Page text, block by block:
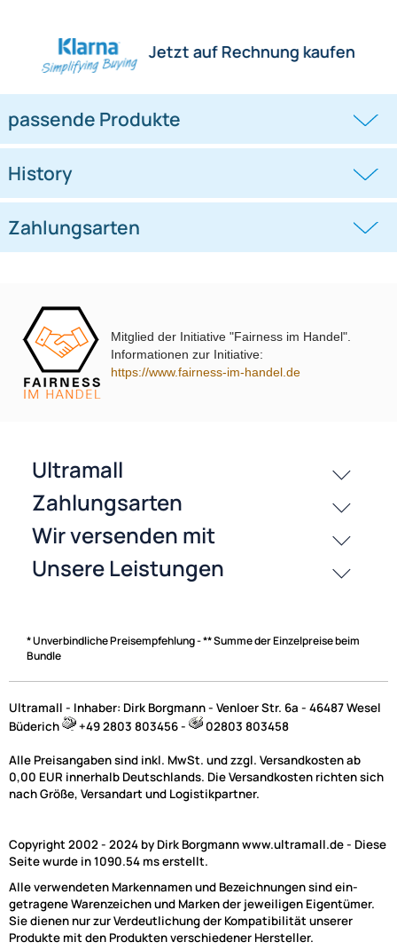
Herstellerinformationen
Hilfreiche Links
passende Produkte
Ähnliche Produkte anzeigen
passende Produkte
History
Zahlungsarten
Mitglied der Initiative "Fairness im Handel".
Informationen zur Initiative:
https://www.fairness-im-handel.de
* Unverbindliche Preisempfehlung - ** Summe der Einzelpreise beim
Bundle
Ultramall - Inhaber: Dirk Borgmann - Venloer Str. 6a - 46487 Wesel
Büderich
+49 2803 803456 - 02803 803458
Alle Preisangaben sind inkl. MwSt. und zzgl. Versandkosten ab
0,00 EUR innerhalb Deutschlands. Die Versandkosten richten sich
nach Größe, Versandart und Logistikpartner.
Copyright 2002 - 2024 by Dirk Borgmann www.ultramall.de - Diese
Seite wurde in 1090.54 ms erstellt.
Alle verwendeten Markennamen und Bezeichnungen sind ein-
getragene Warenzeichen und Marken der jeweiligen Eigentümer.
Sie dienen nur zur Verdeutlichung der Kompatibilität unserer
Produkte mit den Produkten verschiedener Hersteller.